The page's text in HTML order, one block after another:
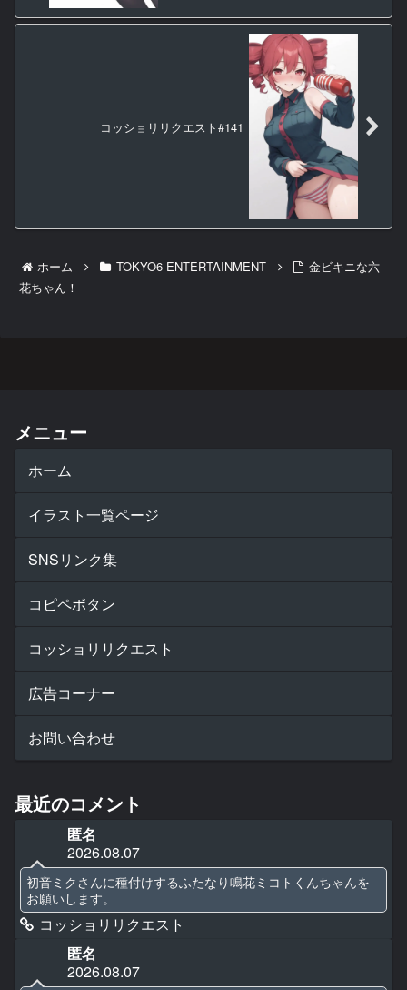
コッショリリクエスト#141
ホーム TOKYO6 ENTERTAINMENT
金ビキニな六
花ちゃん！
メニュー
ホーム
イラスト一覧ページ
SNSリンク集
コピペボタン
コッショリリクエスト
広告コーナー
お問い合わせ
最近のコメント
匿名
2026.08.07
初音ミクさんに種付けするふたなり鳴花ミコトくんちゃんを
お願いします。
コッショリリクエスト
匿名
2026.08.07